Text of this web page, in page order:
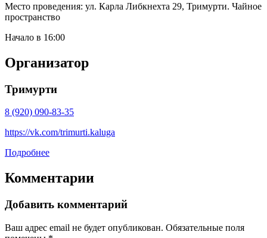
Место проведения: ул. Карла Либкнехта 29, Тримурти. Чайное
пространство
Начало в 16:00
Организатор
Тримурти
8 (920) 090-83-35
https://vk.com/trimurti.kaluga
Подробнее
Комментарии
Добавить комментарий
Ваш адрес email не будет опубликован. Обязательные поля